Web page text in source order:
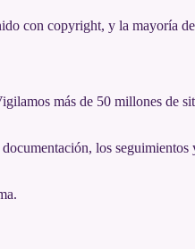
con copyright, y la mayoría
más de 50 millones de
los seguimientos